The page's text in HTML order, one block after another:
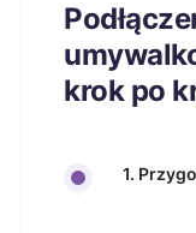
krok po
1.